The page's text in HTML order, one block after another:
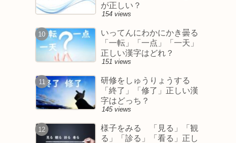
が正しい？
154 views
いってんにわかにかき曇る
「一転」「一点」「一天」
正しい漢字はどれ？
151 views
研修をしゅうりょうする
「終了」「修了」正しい漢
字はどっち？
145 views
様子をみる 「見る」「観
る」「診る」「看る」正し